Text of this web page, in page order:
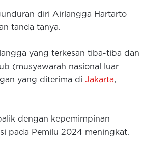
diri Airlangga Hartarto
tanda tanya.
yang terkesan tiba-tiba dan
(musyawarah nasional luar
yang diterima di Jakarta,
dengan kepemimpinan
pada Pemilu 2024 meningkat.